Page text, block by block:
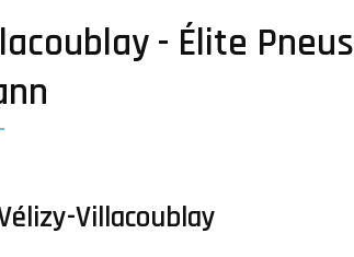
- Élite Pneus
Villacoublay